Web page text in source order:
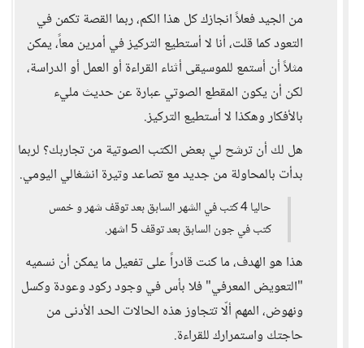
من الجيد فعلاً انجازك كل هذا الكم، ربما القصة تكمن في
التعود كما قلت، أنا لا أستطيع التركيز في أمرين معاً، يمكن
مثلاً أن أستمع للموسيقى أثناء القراءة أو العمل أو الدراسة،
لكن أن يكون المقطع الصوتي عبارة عن حديث مليء
بالأفكار وهكذا لا أستطيع التركيز.
هل لك أن ترشح لي بعض الكتب الصوتية من تجاربك؟ لربما
بدأت بالمحاولة من جديد مع تصاعد وتيرة انشغالي اليومي.
حاليا 4 كتب في الشهر السابق بعد توقف شهر و خمس
كتب في جون السابق بعد توقف 5 اشهر.
هذا هو الهدف، ما كنت قادراً على تفعيل ما يمكن أن نسميه
"التعويض المعرفي" فلا بأس في وجود ركود وعودة وكسل
ونهوض، المهم ألّا تتجاوز هذه الحالات الحد الأدنى من
حاجتك واستمرارك للقراءة.